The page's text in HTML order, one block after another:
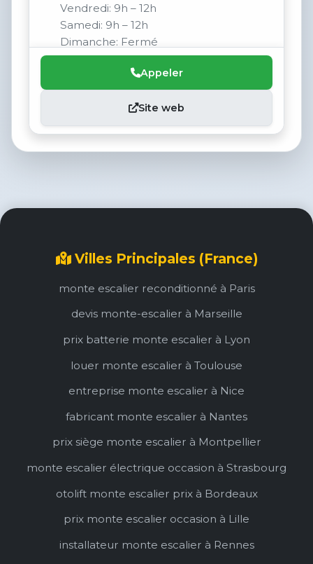
Vendredi: 9h – 12h
Samedi: 9h – 12h
Dimanche: Fermé
Appeler
Site web
Villes Principales (France)
monte escalier reconditionné à Paris
devis monte-escalier à Marseille
prix batterie monte escalier à Lyon
louer monte escalier à Toulouse
entreprise monte escalier à Nice
fabricant monte escalier à Nantes
prix siège monte escalier à Montpellier
monte escalier électrique occasion à Strasbourg
otolift monte escalier prix à Bordeaux
prix monte escalier occasion à Lille
installateur monte escalier à Rennes